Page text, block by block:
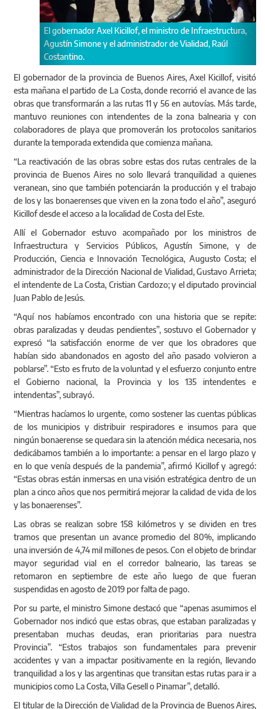
colaboradores de playa que promoverán los protocolos sanitarios
durante la temporada extendida que comienza mañana.
“La reactivación de las obras sobre estas dos rutas centrales de la
provincia de Buenos Aires no solo llevará tranquilidad a quienes
veranean, sino que también potenciarán la producción y el trabajo
de los y las bonaerenses que viven en la zona todo el año”, aseguró
Kicillof desde el acceso a la localidad de Costa del Este.
Allí el Gobernador estuvo acompañado por los ministros de
Infraestructura y Servicios Públicos, Agustín Simone, y de
Producción, Ciencia e Innovación Tecnológica, Augusto Costa; el
administrador de la Dirección Nacional de Vialidad, Gustavo Arrieta;
el intendente de La Costa, Cristian Cardozo; y el diputado provincial
Juan Pablo de Jesús.
“Aquí nos habíamos encontrado con una historia que se repite:
obras paralizadas y deudas pendientes”, sostuvo el Gobernador y
expresó “la satisfacción enorme de ver que los obradores que
habían sido abandonados en agosto del año pasado volvieron a
poblarse”. “Esto es fruto de la voluntad y el esfuerzo conjunto entre
el Gobierno nacional, la Provincia y los 135 intendentes e
intendentas”, subrayó.
“Mientras hacíamos lo urgente, como sostener las cuentas públicas
de los municipios y distribuir respiradores e insumos para que
ningún bonaerense se quedara sin la atención médica necesaria, nos
dedicábamos también a lo importante: a pensar en el largo plazo y
en lo que venía después de la pandemia”, afirmó Kicillof y agregó:
“Estas obras están inmersas en una visión estratégica dentro de un
plan a cinco años que nos permitirá mejorar la calidad de vida de los
y las bonaerenses”.
Las obras se realizan sobre 158 kilómetros y se dividen en tres
tramos que presentan un avance promedio del 80%, implicando
una inversión de 4,74 mil millones de pesos. Con el objeto de brindar
mayor seguridad vial en el corredor balneario, las tareas se
retomaron en septiembre de este año luego de que fueran
suspendidas en agosto de 2019 por falta de pago.
Por su parte, el ministro Simone destacó que “apenas asumimos el
Gobernador nos indicó que estas obras, que estaban paralizadas y
presentaban muchas deudas, eran prioritarias para nuestra
Provincia”. “Estos trabajos son fundamentales para prevenir
accidentes y van a impactar positivamente en la región, llevando
tranquilidad a los y las argentinas que transitan estas rutas para ir a
municipios como La Costa, Villa Gesell o Pinamar”, detalló.
El titular de la Dirección de Vialidad de la Provincia de Buenos Aires,
Raúl Costantino, estuvo presente en el acto y expresó: “La
concreción de la doble calzada en las Rutas 11 y 56 tendrán un
impacto directo en las familias que quieran acercarse a pasar sus
vacaciones en la Costa Atlántica, dado que optimizarán la
transitabilidad y mejorarán las condiciones de seguridad en la
circulación”. Y agregó: “Gracias a la presencia y al acompañamiento
del Estado estamos dando respuesta a los reclamos históricos de las
vecinas y vecinos; y estamos poniendo la provincia en marcha”.
“Estas rutas han sido tan postergadas como necesarias. Su